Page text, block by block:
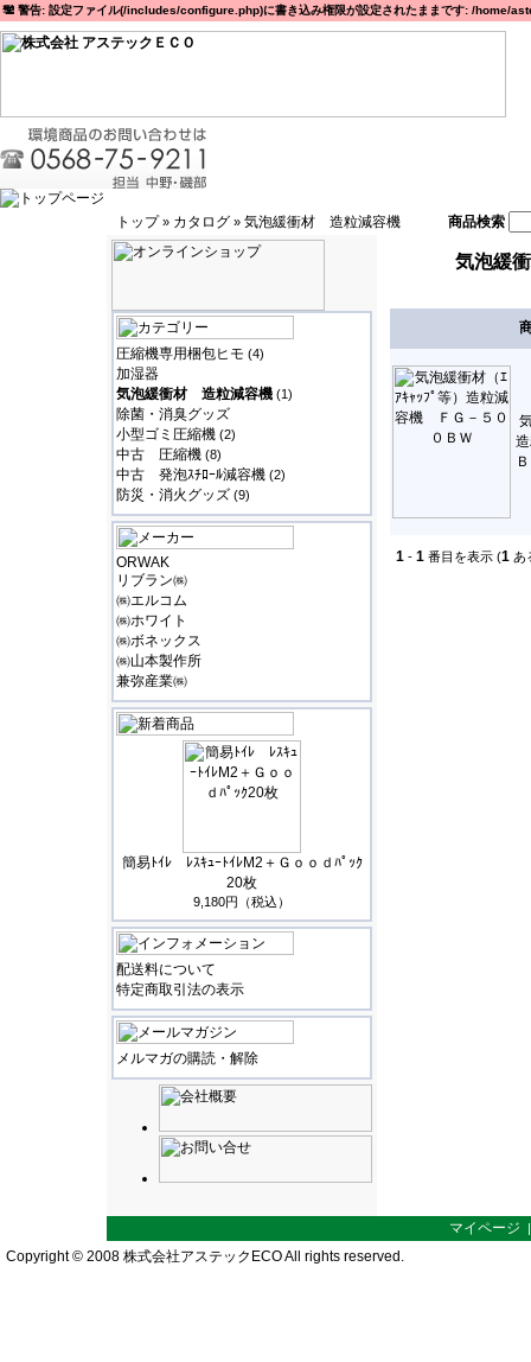
警告: 設定ファイル(/includes/configure.php)に書き込み権限が設定されたままです: /
トップ» カタログ » 気泡緩衝材 造粒減容機 商品検索
圧縮機専用梱包ヒモ (4)
加湿器
気泡緩衝材 造粒減容機 (1)
除菌・消臭グッズ
小型ゴミ圧縮機 (2)
中古 圧縮機 (8)
中古 発泡ｽﾁﾛｰﾙ減容機 (2)
防災・消火グッズ (9)
ORWAK
リブラン㈱
㈱エルコム
㈱ホワイト
㈱ボネックス
㈱山本製作所
兼弥産業㈱
簡易ﾄｲﾚ ﾚｽｷｭｰﾄｲﾚM2＋Ｇｏｏｄﾊﾟｯｸ
20枚
9,180円（税込）
配送料について
特定商取引法の表示
メルマガの購読・解除
気泡緩
1 - 1 番目を表示 (1 あ
マイページ
Copyright © 2008 株式会社アステックECO All rights reserved.